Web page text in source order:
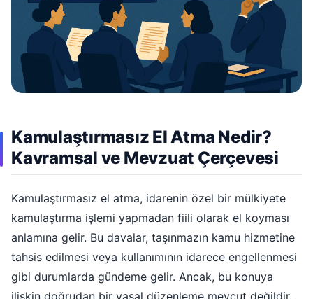
Kamulaştırmasız El Atma Nedir?
Kavramsal ve Mevzuat Çerçevesi
Kamulaştırmasız el atma, idarenin özel bir mülkiyete
kamulaştırma işlemi yapmadan fiili olarak el koyması
anlamına gelir. Bu davalar, taşınmazın kamu hizmetine
tahsis edilmesi veya kullanımının idarece engellenmesi
gibi durumlarda gündeme gelir. Ancak, bu konuya